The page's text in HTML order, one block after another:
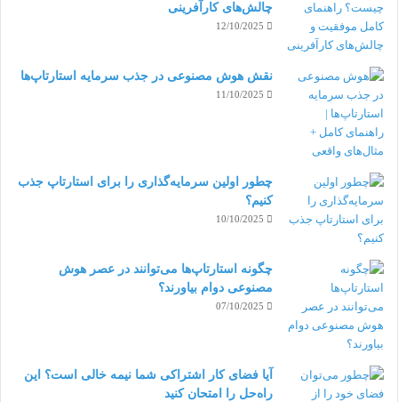
چالش‌های کارآفرینی
12/10/2025
نقش هوش مصنوعی در جذب سرمایه استارتاپ‌ها
11/10/2025
چطور اولین سرمایه‌گذاری را برای استارتاپ جذب
کنیم؟
10/10/2025
چگونه استارتاپ‌ها می‌توانند در عصر هوش
مصنوعی دوام بیاورند؟
07/10/2025
آیا فضای کار اشتراکی شما نیمه‌ خالی است؟ این
راه‌حل را امتحان کنید